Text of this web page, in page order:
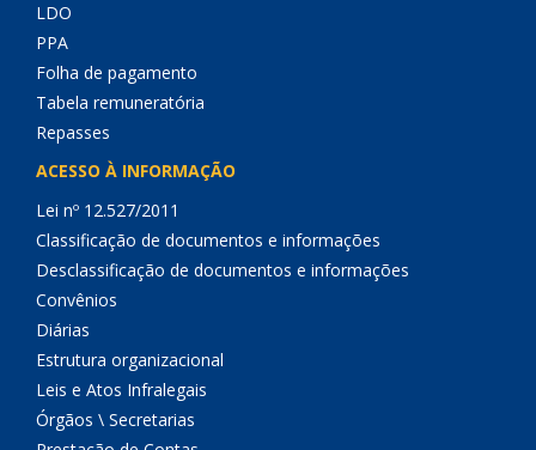
LDO
PPA
Folha de pagamento
Tabela remuneratória
Repasses
ACESSO À INFORMAÇÃO
Lei nº 12.527/2011
Classificação de documentos e informações
Desclassificação de documentos e informações
Convênios
Diárias
Estrutura organizacional
Leis e Atos Infralegais
Órgãos \ Secretarias